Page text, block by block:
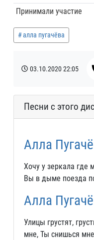
Принимали участие
алла пугачёва
03.10.202022:05
Песни с этого
Алла
Хочу у зеркала
Вы в дыме поезда
Алла
Улицы грустят,
мне, Ты снишься